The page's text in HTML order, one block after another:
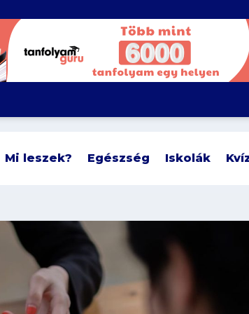
Mi leszek? Egészség Iskolák